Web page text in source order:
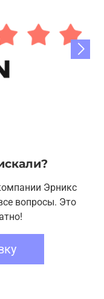
Эрникс
вопросы. Это